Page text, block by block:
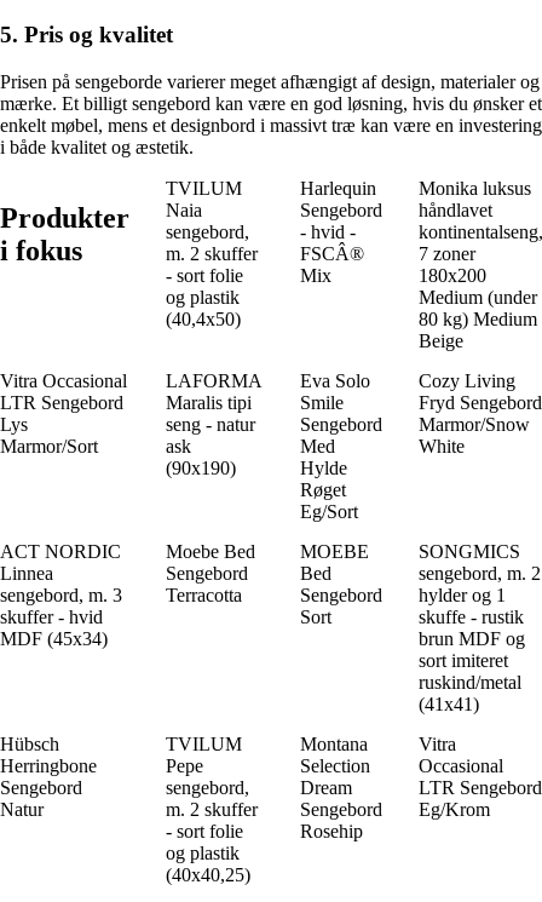
5. Pris og kvalitet
Prisen på sengeborde varierer meget afhængigt af design, materialer og
mærke. Et billigt sengebord kan være en god løsning, hvis du ønsker et
enkelt møbel, mens et designbord i massivt træ kan være en investering
i både kvalitet og æstetik.
Produkter
i fokus
TVILUM
Naia
sengebord,
m. 2 skuffer
- sort folie
og plastik
(40,4x50)
Harlequin
Sengebord
- hvid -
FSCÂ®
Mix
Monika luksus
håndlavet
kontinentalseng,
7 zoner
180x200
Medium (under
80 kg) Medium
Beige
Vitra Occasional
LTR Sengebord
Lys
Marmor/Sort
LAFORMA
Maralis tipi
seng - natur
ask
(90x190)
Eva Solo
Smile
Sengebord
Med
Hylde
Røget
Eg/Sort
Cozy Living
Fryd Sengebord
Marmor/Snow
White
ACT NORDIC
Linnea
sengebord, m. 3
skuffer - hvid
MDF (45x34)
Moebe Bed
Sengebord
Terracotta
MOEBE
Bed
Sengebord
Sort
SONGMICS
sengebord, m. 2
hylder og 1
skuffe - rustik
brun MDF og
sort imiteret
ruskind/metal
(41x41)
Hübsch
Herringbone
Sengebord
Natur
TVILUM
Pepe
sengebord,
m. 2 skuffer
- sort folie
og plastik
(40x40,25)
Montana
Selection
Dream
Sengebord
Rosehip
Vitra
Occasional
LTR Sengebord
Eg/Krom